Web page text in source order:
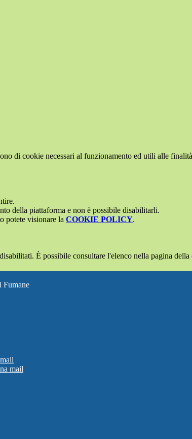
di cookie necessari al funzionamento ed utili alle
della piattaforma e non è possibile disabilitarli.
potete visionare la COOKIE POLICY.
È possibile consultare l'elenco nella pagina
Fumane
mail